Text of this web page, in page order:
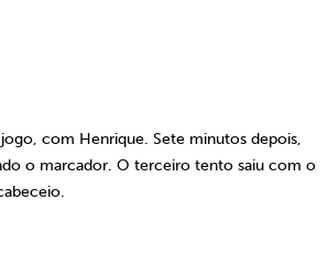
com Henrique. Sete minutos depois,
o marcador. O terceiro tento saiu com o